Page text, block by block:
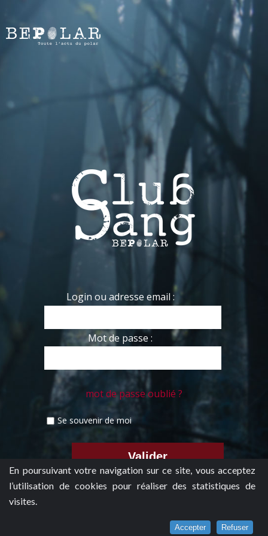
En poursuivant votre navigation sur ce site, vous acceptez
l’utilisation de cookies pour réaliser des statistiques de
visites.
Accepter Refuser
Login ou adresse email :
Mot de passe :
mot de passe oublié ?
Se souvenir de moi